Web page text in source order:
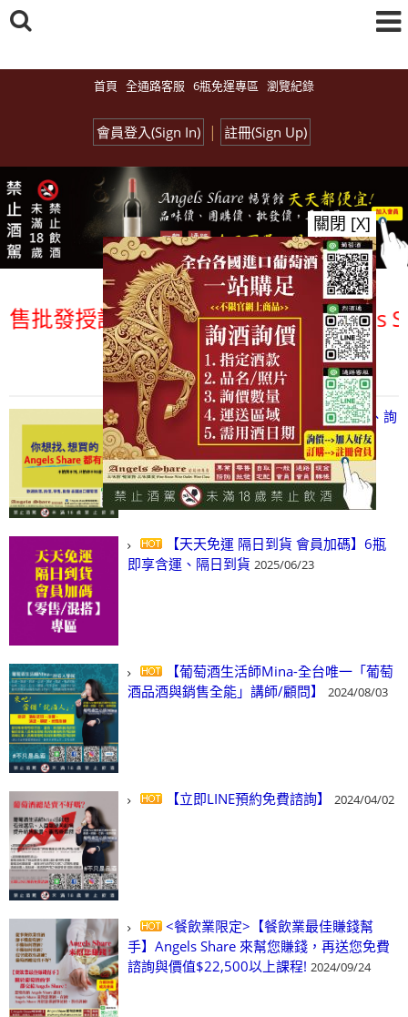
Select Language
首頁 全通路客服 6瓶免運專區 瀏覽紀錄
會員登入(Sign In) | 註冊(Sign Up)
全通路供應平台> 『Angels Share 暢
總覽-促銷&活動
all events
【凡酒問Angels Share】線上選酒、詢
(尋)酒、詢價、零售、批發，看這裡!
2024/03/01
【天天免運 隔日到貨 會員加碼】6瓶
即享含運、隔日到貨 2025/06/23
【葡萄酒生活師Mina-全台唯一「葡萄
酒品酒與銷售全能」講師/顧問】
2024/08/03
【立即LINE預約免費諮詢】 2024/04/02
<餐飲業限定>【餐飲業最佳賺錢幫
手】Angels Share 來幫您賺錢，再送您免費
諮詢與價值$22,500以上課程! 2024/09/24
關閉 [X]